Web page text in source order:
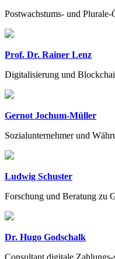
Postwachstums- und
Prof. Dr. Rainer Lenz
Digitalisierung und
Gernot Jochum-Müller
Sozialunternehmer und
Ludwig Schuster
Forschung und Beratung zu
Dr. Hugo Godschalk